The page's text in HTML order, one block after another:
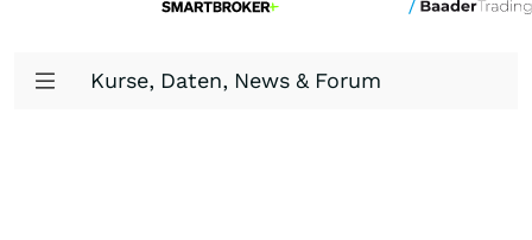
Kurse, Daten, News & Forum